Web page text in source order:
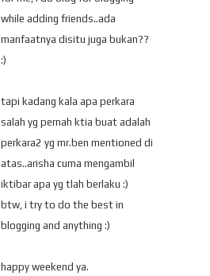
while adding friends..ada
manfaatnya disitu juga bukan??
:)
tapi kadang kala apa perkara
salah yg pernah ktia buat adalah
perkara2 yg mr.ben mentioned di
atas..arisha cuma mengambil
iktibar apa yg tlah berlaku :)
btw, i try to do the best in
blogging and anything :)
happy weekend ya.